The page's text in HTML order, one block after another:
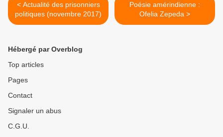
< Actualité des prisonniers
politiques (novembre 2017)
Poésie amérindienne :
Ofelia Zepeda >
Hébergé par Overblog
Top articles
Pages
Contact
Signaler un abus
C.G.U.